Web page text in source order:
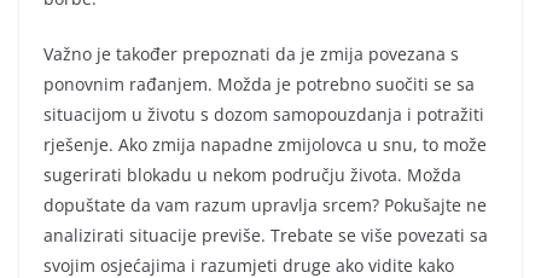
Važno je također prepoznati da je zmija povezana s
ponovnim rađanjem. Možda je potrebno suočiti se sa
situacijom u životu s dozom samopouzdanja i potražiti
rješenje. Ako zmija napadne zmijolovca u snu, to može
sugerirati blokadu u nekom području života. Možda
dopuštate da vam razum upravlja srcem? Pokušajte ne
analizirati situacije previše. Trebate se više povezati sa
svojim osjećajima i razumjeti druge ako vidite kako